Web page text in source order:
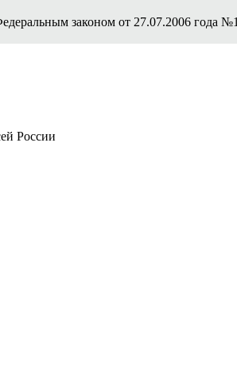
законом от 27.07.2006
России